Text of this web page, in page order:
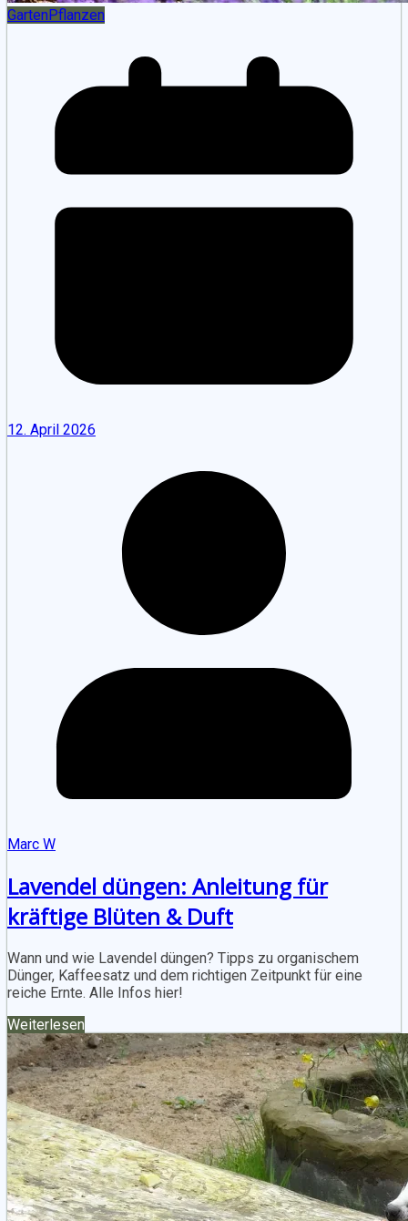
Garten Pflanzen
12. April 2026
Marc W
Lavendel düngen: Anleitung für
kräftige Blüten & Duft
Wann und wie Lavendel düngen? Tipps zu organischem
Dünger, Kaffeesatz und dem richtigen Zeitpunkt für eine
reiche Ernte. Alle Infos hier!
Weiterlesen